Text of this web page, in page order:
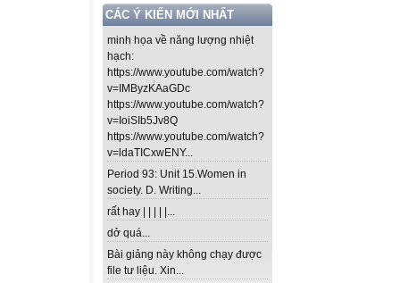
CÁC Ý KIẾN MỚI NHẤT
minh họa về năng lượng nhiệt
hạch:
https://www.youtube.com/watch?
v=IMByzKAaGDc
https://www.youtube.com/watch?
v=IoiSIb5Jv8Q
https://www.youtube.com/watch?
v=ldaTICxwENY...
Period 93: Unit 15.Women in
society. D. Writing...
rất hay | | | | |...
dở quá...
Bài giảng này không chạy được
file tư liệu. Xin...